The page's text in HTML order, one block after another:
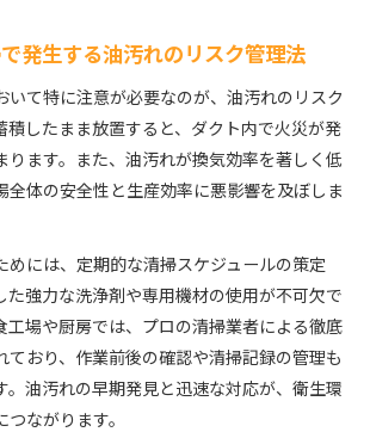
発生する油汚れのリスク管理法
いて特に注意が必要なのが、油汚れのリスク
積したまま放置すると、ダクト内で火災が発
ります。また、油汚れが換気効率を著しく低
全体の安全性と生産効率に悪影響を及ぼしま
めには、定期的な清掃スケジュールの策定
た強力な洗浄剤や専用機材の使用が不可欠で
工場や厨房では、プロの清掃業者による徹底
ており、作業前後の確認や清掃記録の管理も
。油汚れの早期発見と迅速な対応が、衛生環
ながります。